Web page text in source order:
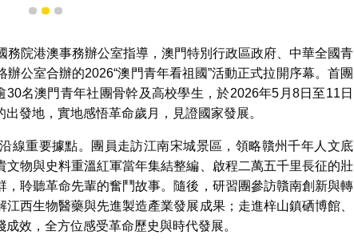
代表於啟動儀式中朗誦
1 2 3
院港澳事務辦公室指導，澳門特別行政區政府、中華全國青
公室合辦的2026“澳門青年看祖國”活動正式拉開序幕。首團
30名澳門青年社團骨幹及高校學生，於2026年5月8日至11日
發地，實地感悟革命歲月，見證國家發展。
線重要據點。團員走訪江南宋城景區，領略贛州千年人文底
物與史料重溫紅軍當年集結整編、啟程二萬五千里長征的壯
聆聽革命先輩的奮鬥故事。隨後，研習團參訪贛南創新與轉
西生物醫藥與先進製造產業發展成果；走進梓山鎮硒博館、
效，全方位感受革命歷史與時代發展。